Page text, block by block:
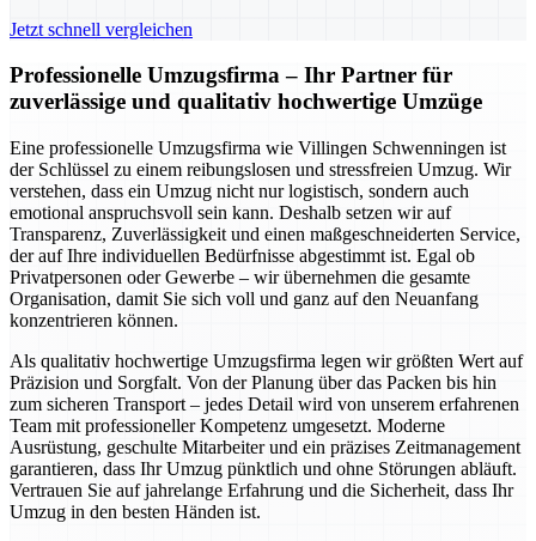
Jetzt schnell vergleichen
Professionelle Umzugsfirma – Ihr Partner für
zuverlässige und qualitativ hochwertige Umzüge
Eine professionelle Umzugsfirma wie Villingen Schwenningen ist
der Schlüssel zu einem reibungslosen und stressfreien Umzug. Wir
verstehen, dass ein Umzug nicht nur logistisch, sondern auch
emotional anspruchsvoll sein kann. Deshalb setzen wir auf
Transparenz, Zuverlässigkeit und einen maßgeschneiderten Service,
der auf Ihre individuellen Bedürfnisse abgestimmt ist. Egal ob
Privatpersonen oder Gewerbe – wir übernehmen die gesamte
Organisation, damit Sie sich voll und ganz auf den Neuanfang
konzentrieren können.
Als qualitativ hochwertige Umzugsfirma legen wir größten Wert auf
Präzision und Sorgfalt. Von der Planung über das Packen bis hin
zum sicheren Transport – jedes Detail wird von unserem erfahrenen
Team mit professioneller Kompetenz umgesetzt. Moderne
Ausrüstung, geschulte Mitarbeiter und ein präzises Zeitmanagement
garantieren, dass Ihr Umzug pünktlich und ohne Störungen abläuft.
Vertrauen Sie auf jahrelange Erfahrung und die Sicherheit, dass Ihr
Umzug in den besten Händen ist.